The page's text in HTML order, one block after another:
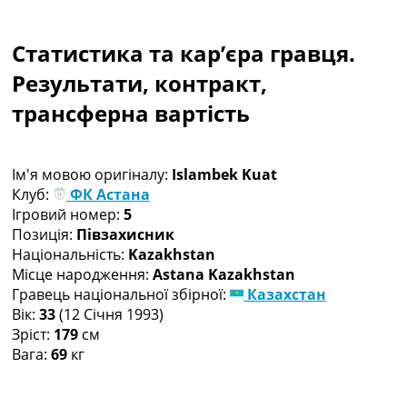
Чемпіонат Світу
Україна. Прем’єр-Ліга
Україна. Перша Ліга
Ліга Чемпіонів
Ще Турніри >>>
Таблиці
Чемпіонат Світу. Турнирні таблиці
Таблиця УПЛ
Перша Ліга
Таблиця АПЛ
Таблиця Ла Ліги
Таблиця Ліги Чемпіонів
Всі таблиці >>>
Рейтинги
Статистика та кар’єра гравця.
Результати, контракт,
трансферна вартість
Ім'я мовою оригіналу: Islambek Kuat
Клуб:
ФК Астана
Ігровий номер: 5
Позиція: Півзахисник
Національність: Kazakhstan
Місце народження: Astana Kazakhstan
Гравець національної збірної:
Казахстан
Вік: 33(12 Січня 1993)
Зріст: 179 см
Вага: 69 кг